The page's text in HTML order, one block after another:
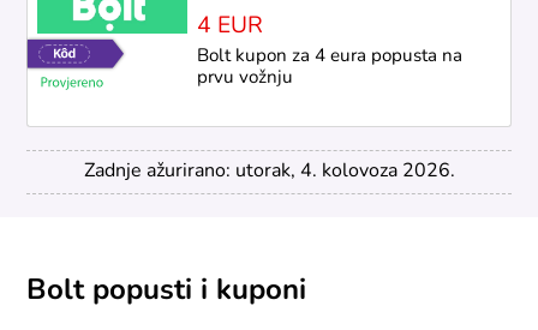
4 EUR
Bolt kupon za 4 eura popusta na
prvu vožnju
Zadnje ažurirano: utorak, 4. kolovoza 2026.
Bolt popusti i kuponi